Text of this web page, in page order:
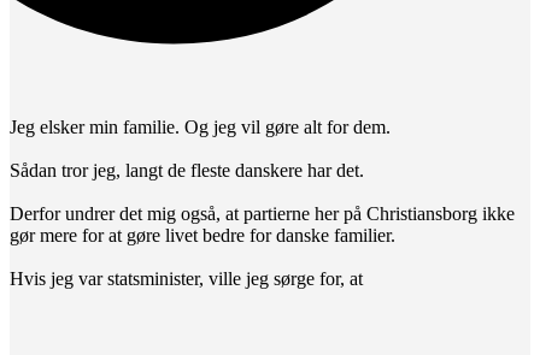
Jeg elsker min familie. Og jeg vil gøre alt for dem.
Sådan tror jeg, langt de fleste danskere har det.
Derfor undrer det mig også, at partierne her på Christiansborg ikke
gør mere for at gøre livet bedre for danske familier.
Hvis jeg var statsminister, ville jeg sørge for, at